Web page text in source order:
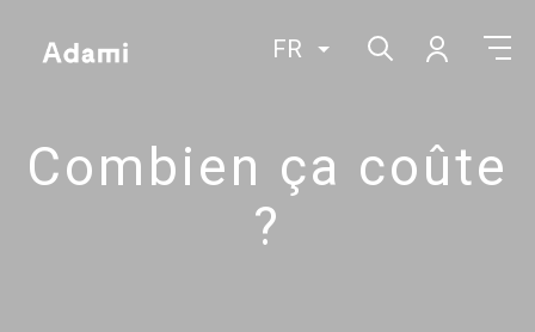
FR
Combien ça coûte
?